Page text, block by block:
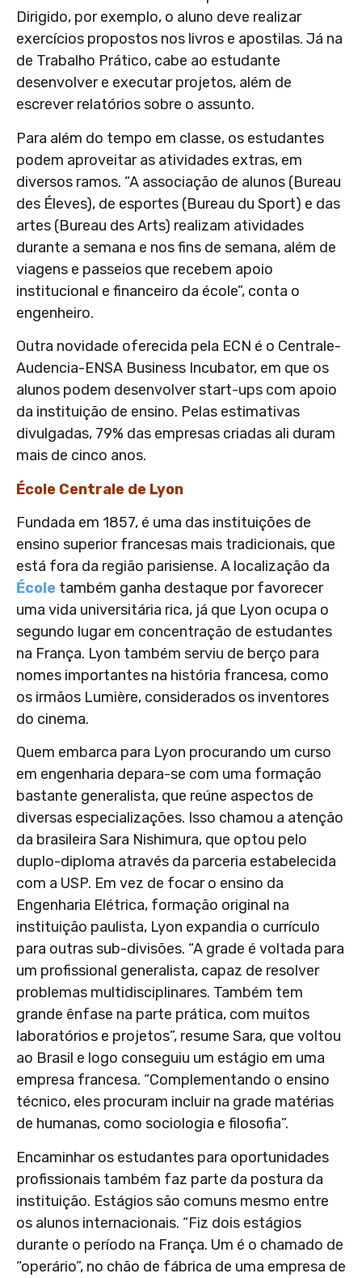
Dirigido, por exemplo, o aluno deve realizar
exercícios propostos nos livros e apostilas. Já na
de Trabalho Prático, cabe ao estudante
desenvolver e executar projetos, além de
escrever relatórios sobre o assunto.
Para além do tempo em classe, os estudantes
podem aproveitar as atividades extras, em
diversos ramos. “A associação de alunos (Bureau
des Éleves), de esportes (Bureau du Sport) e das
artes (Bureau des Arts) realizam atividades
durante a semana e nos fins de semana, além de
viagens e passeios que recebem apoio
institucional e financeiro da école”, conta o
engenheiro.
Outra novidade oferecida pela ECN é o Centrale-
Audencia-ENSA Business Incubator, em que os
alunos podem desenvolver start-ups com apoio
da instituição de ensino. Pelas estimativas
divulgadas, 79% das empresas criadas ali duram
mais de cinco anos.
École Centrale de Lyon
Fundada em 1857, é uma das instituições de
ensino superior francesas mais tradicionais, que
está fora da região parisiense. A localização da
École também ganha destaque por favorecer
uma vida universitária rica, já que Lyon ocupa o
segundo lugar em concentração de estudantes
na França. Lyon também serviu de berço para
nomes importantes na história francesa, como
os irmãos Lumière, considerados os inventores
do cinema.
Quem embarca para Lyon procurando um curso
em engenharia depara-se com uma formação
bastante generalista, que reúne aspectos de
diversas especializações. Isso chamou a atenção
da brasileira Sara Nishimura, que optou pelo
duplo-diploma através da parceria estabelecida
com a USP. Em vez de focar o ensino da
Engenharia Elétrica, formação original na
instituição paulista, Lyon expandia o currículo
para outras sub-divisões. “A grade é voltada para
um profissional generalista, capaz de resolver
problemas multidisciplinares. Também tem
grande ênfase na parte prática, com muitos
laboratórios e projetos”, resume Sara, que voltou
ao Brasil e logo conseguiu um estágio em uma
empresa francesa. “Complementando o ensino
técnico, eles procuram incluir na grade matérias
de humanas, como sociologia e filosofia”.
Encaminhar os estudantes para oportunidades
profissionais também faz parte da postura da
instituição. Estágios são comuns mesmo entre
os alunos internacionais. “Fiz dois estágios
durante o período na França. Um é o chamado de
“operário”, no chão de fábrica de uma empresa de